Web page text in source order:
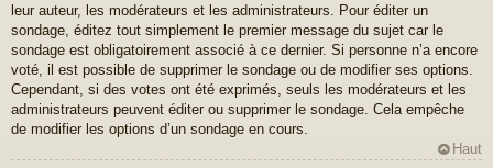
leur auteur, les modérateurs et les administrateurs. Pour éditer un
sondage, éditez tout simplement le premier message du sujet car le
sondage est obligatoirement associé à ce dernier. Si personne n’a encore
voté, il est possible de supprimer le sondage ou de modifier ses options.
Cependant, si des votes ont été exprimés, seuls les modérateurs et les
administrateurs peuvent éditer ou supprimer le sondage. Cela empêche
de modifier les options d’un sondage en cours.
Haut